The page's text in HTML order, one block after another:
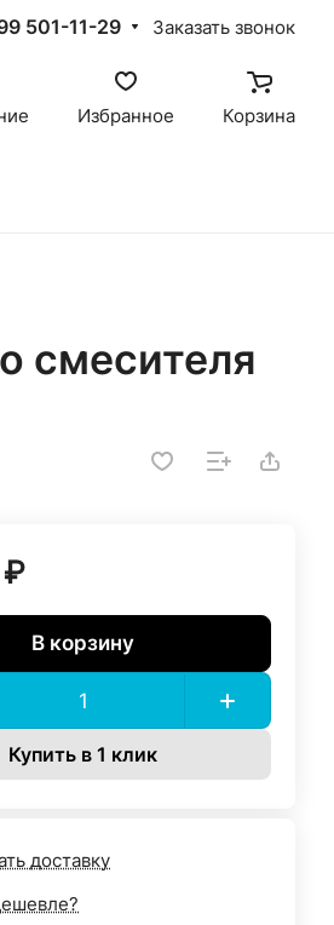
501-11-29 Заказать звонок
Избранное Корзина
смесителя
₽
В корзину
Купить в 1 клик
доставку